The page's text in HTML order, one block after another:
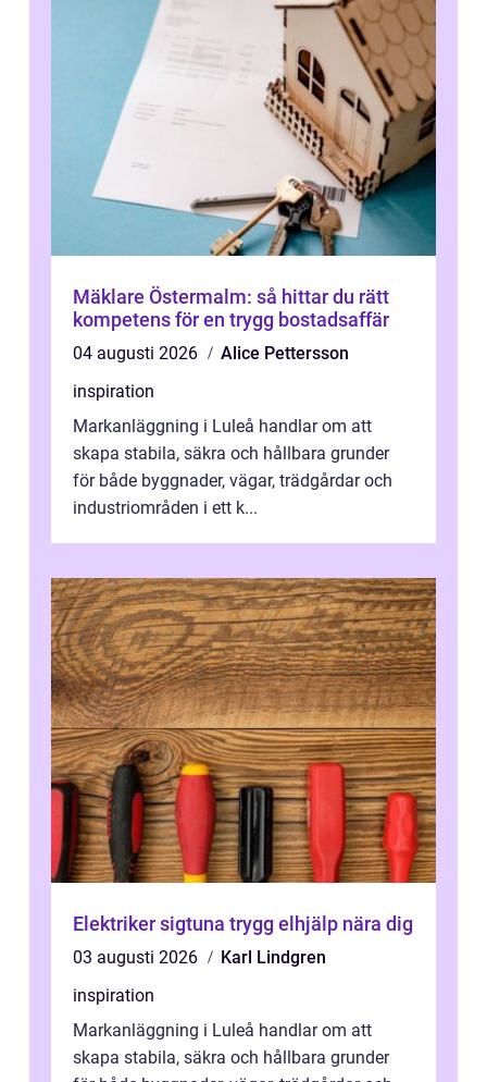
Mäklare Östermalm: så hittar du rätt
kompetens för en trygg bostadsaffär
04 augusti 2026
Alice Pettersson
inspiration
Markanläggning i Luleå handlar om att
skapa stabila, säkra och hållbara grunder
för både byggnader, vägar, trädgårdar och
industriområden i ett k...
Elektriker sigtuna trygg elhjälp nära dig
03 augusti 2026
Karl Lindgren
inspiration
Markanläggning i Luleå handlar om att
skapa stabila, säkra och hållbara grunder